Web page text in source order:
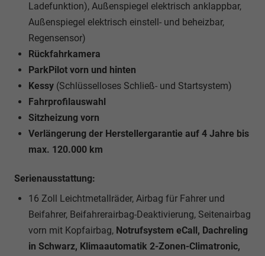
Ladefunktion), Außenspiegel elektrisch anklappbar,
Außenspiegel elektrisch einstell- und beheizbar,
Regensensor)
Rückfahrkamera
ParkPilot vorn und hinten
Kessy (Schlüsselloses Schließ- und Startsystem)
Fahrprofilauswahl
Sitzheizung vorn
Verlängerung der Herstellergarantie auf 4 Jahre bis
max. 120.000 km
Serienausstattung:
16 Zoll Leichtmetallräder, Airbag für Fahrer und
Beifahrer, Beifahrerairbag-Deaktivierung, Seitenairbag
vorn mit Kopfairbag, Notrufsystem eCall, Dachreling
in Schwarz, Klimaautomatik 2-Zonen-Climatronic,